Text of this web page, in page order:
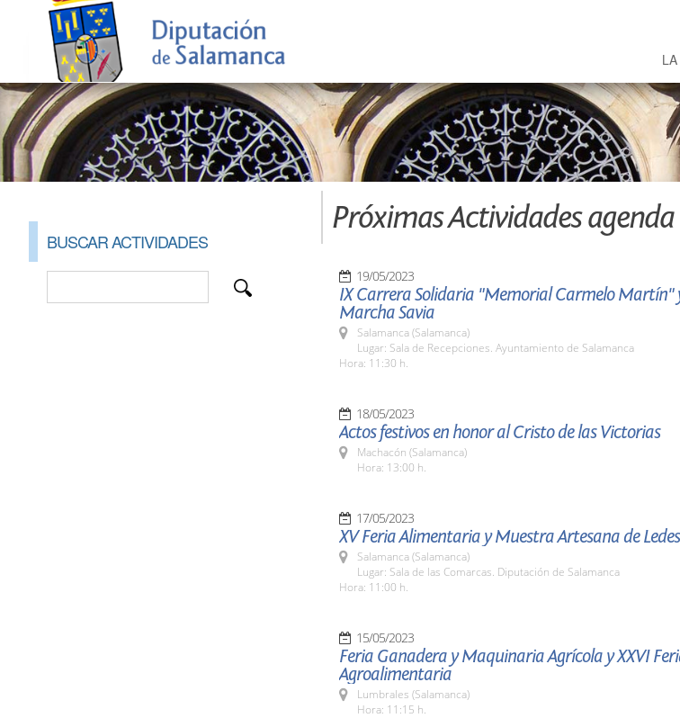
BUSCAR ACTIVIDADES
Próximas Actividades
19/05/2023
IX Carrera Solidaria "Memorial Carmelo Martín"
Marcha Savia
Salamanca (Salamanca)
Lugar: Sala de Recepciones. Ayuntamiento de Salamanca
Hora: 11:30 h.
18/05/2023
Actos festivos en honor al Cristo de las Victorias
Machacón (Salamanca)
Hora: 13:00 h.
17/05/2023
XV Feria Alimentaria y Muestra Artesana de
Salamanca (Salamanca)
Lugar: Sala de las Comarcas. Diputación de Salamanca
Hora: 11:00 h.
15/05/2023
Feria Ganadera y Maquinaria Agrícola y XXVI
Agroalimentaria
Lumbrales (Salamanca)
Hora: 11:15 h.